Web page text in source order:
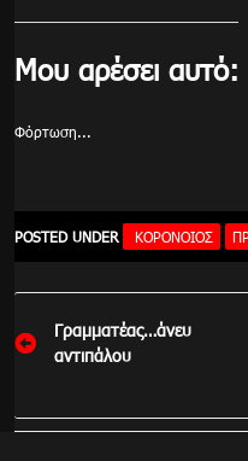
Μου αρέσει αυτό:
Φόρτωση...
POSTED UNDER ΚΟΡΟΝΟΙΟΣ
Πλοήγηση
άρθρων
Γραμματέας…άνευ
αντιπάλου